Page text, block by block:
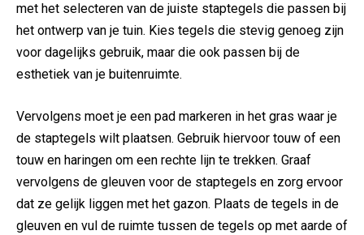
met het selecteren van⁤ de juiste staptegels die passen bij
het ontwerp van ​je tuin. Kies tegels die stevig genoeg​ zijn
voor⁢ dagelijks gebruik, maar die ook passen bij de
esthetiek van je buitenruimte.
Vervolgens moet je ‍een pad markeren in het gras waar ​je
‌de staptegels wilt plaatsen. Gebruik hiervoor‍ touw of een
touw en haringen om een ⁤rechte lijn⁤ te trekken. Graaf⁣
vervolgens ⁣de gleuven voor de staptegels en zorg⁢ ervoor
dat ze gelijk ‌liggen met het gazon. Plaats de tegels in ⁢de
gleuven en vul de ruimte tussen de tegels op met aarde of